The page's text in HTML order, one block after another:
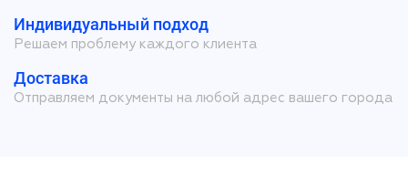
Индивидуальный подход
Решаем проблему каждого клиента
Доставка
Отправляем документы на любой адрес вашего города